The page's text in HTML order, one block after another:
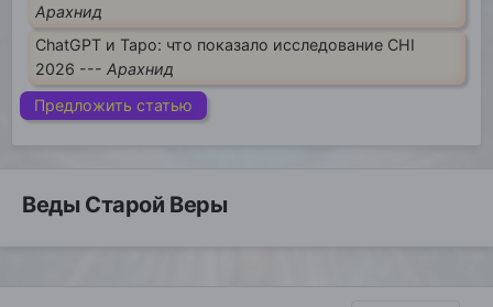
Арахнид
ChatGPT и Таро: что показало исследование CHI
2026 --- Арахнид
Предложить статью
Веды Старой Веры